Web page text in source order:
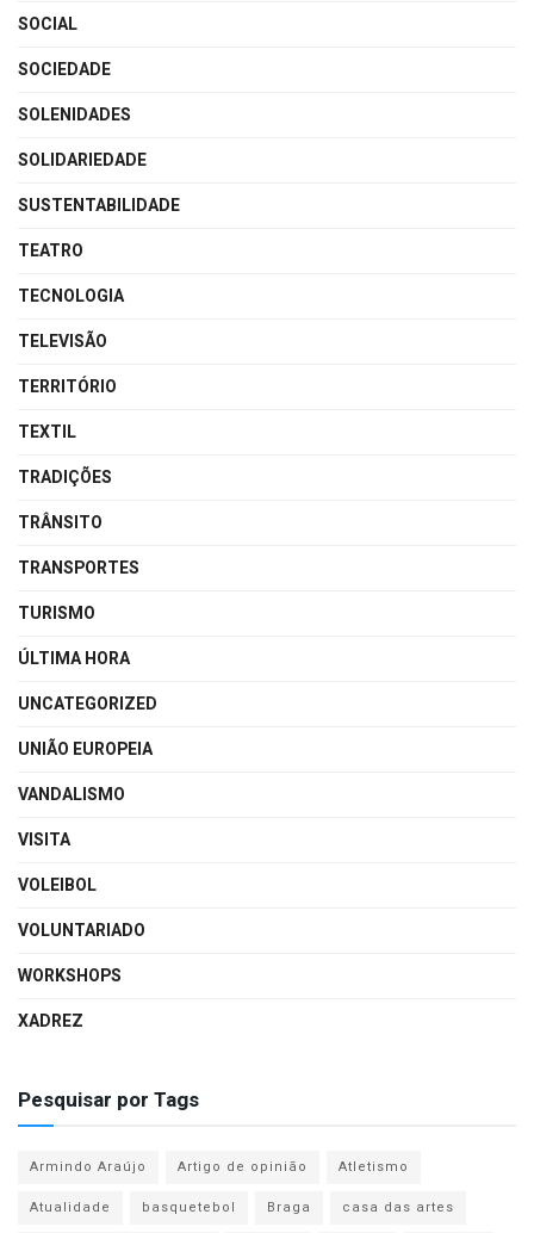
SOCIAL
SOCIEDADE
SOLENIDADES
SOLIDARIEDADE
SUSTENTABILIDADE
TEATRO
TECNOLOGIA
TELEVISÃO
TERRITÓRIO
TEXTIL
TRADIÇÕES
TRÂNSITO
TRANSPORTES
TURISMO
ÚLTIMA HORA
UNCATEGORIZED
UNIÃO EUROPEIA
VANDALISMO
VISITA
VOLEIBOL
VOLUNTARIADO
WORKSHOPS
XADREZ
Pesquisar por Tags
Armindo Araújo Artigo de opinião
Atletismo
Atualidade
basquetebol Braga
casa das artes